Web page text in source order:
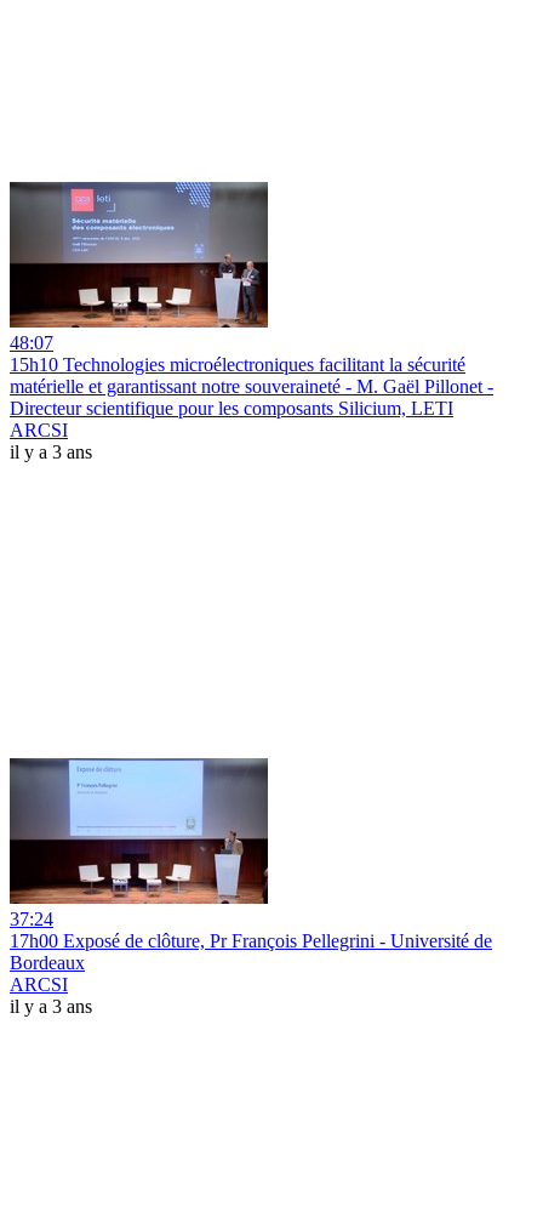
48:07
15h10 Technologies microélectroniques facilitant la sécurité
matérielle et garantissant notre souveraineté - M. Gaël Pillonet -
Directeur scientifique pour les composants Silicium, LETI
ARCSI
il y a 3 ans
37:24
17h00 Exposé de clôture, Pr François Pellegrini - Université de
Bordeaux
ARCSI
il y a 3 ans